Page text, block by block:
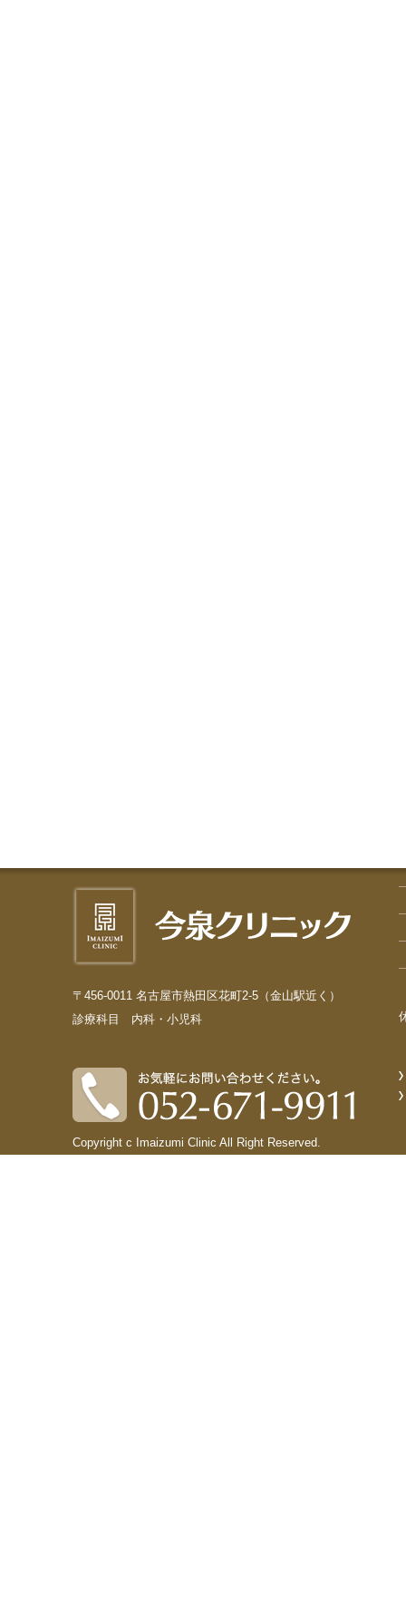
〒456-0011 名古屋市熱田区花町2-5（金山駅近く）
診療科目 内科・小児科
Copyright c Imaizumi Clinic All Right Reserved.